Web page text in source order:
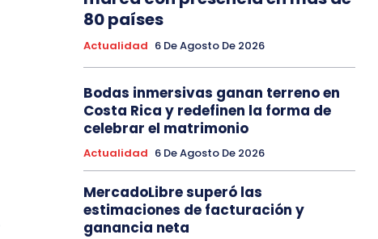
80 países
Actualidad 6 De Agosto De 2026
Bodas inmersivas ganan terreno en
Costa Rica y redefinen la forma de
celebrar el matrimonio
Actualidad 6 De Agosto De 2026
MercadoLibre superó las
estimaciones de facturación y
ganancia neta